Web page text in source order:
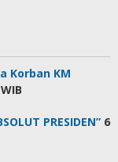
Korban KM
PRESIDEN” 6